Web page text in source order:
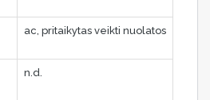
ac, pritaikytas veikti nuolatos
n.d.